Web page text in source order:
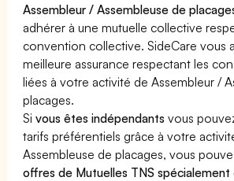
Assembleur / Assembleuse de
adhérer à une mutuelle collective
convention collective. SideCare vous
meilleure assurance respectant les
liées à votre activité de Assembleur /
placages.
Sivous êtes indépendants vous
tarifs préférentiels grâce à votre
Assembleuse de placages, vous
offres de Mutuelles TNS spécialement